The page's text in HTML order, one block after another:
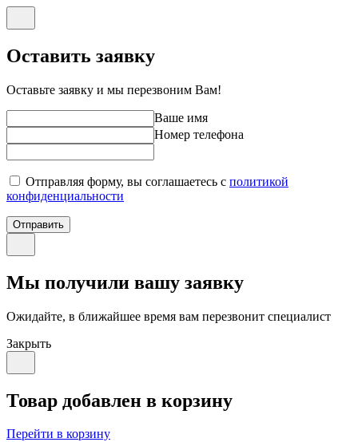
Оставить заявку
Оставьте заявку и мы перезвоним Вам!
Ваше имя
Номер телефона
Отправляя форму, вы соглашаетесь с политикой
конфиденциальности
Отправить
Мы получили вашу заявку
Ожидайте, в ближайшее время вам перезвонит специалист
Закрыть
Товар добавлен в корзину
Перейти в корзину